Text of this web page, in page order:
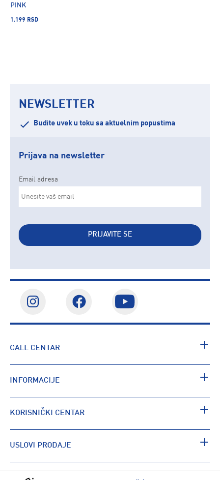
PINK
1.199 RSD
NEWSLETTER
Budite uvek u toku sa aktuelnim popustima
Prijava na newsletter
Email adresa
PRIJAVITE SE
CALL CENTAR
INFORMACIJE
KORISNIČKI CENTAR
USLOVI PRODAJE
PRONAĐI RADNJU